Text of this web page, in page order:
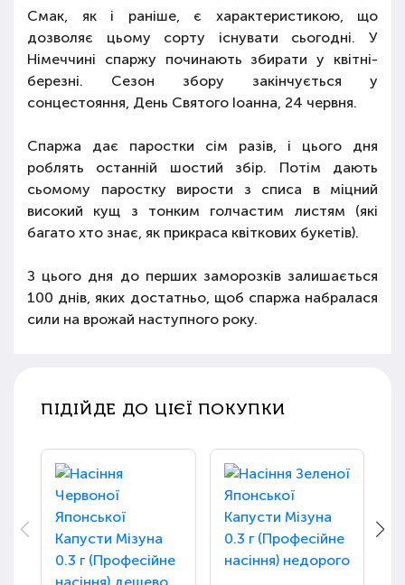
Смак, як і раніше, є характеристикою, що
дозволяє цьому сорту існувати сьогодні. У
Німеччині спаржу починають збирати у квітні-
березні. Сезон збору закінчується у
сонцестояння, День Святого Іоанна, 24 червня.
Спаржа дає паростки сім разів, і цього дня
роблять останній шостий збір. Потім дають
сьомому паростку вирости з списа в міцний
високий кущ з тонким голчастим листям (які
багато хто знає, як прикраса квіткових букетів).
З цього дня до перших заморозків залишається
100 днів, яких достатньо, щоб спаржа набралася
сили на врожай наступного року.
ПІДІЙДЕ ДО ЦІЄЇ ПОКУПКИ